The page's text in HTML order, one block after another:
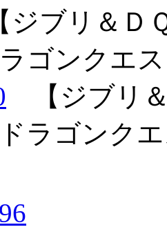
ブリ＆Ｄ
ゴンクエ
【ジブリ
ラゴンク